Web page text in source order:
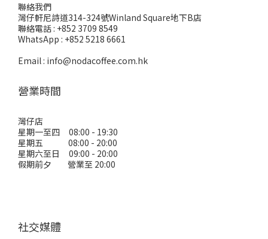
聯絡我們
灣仔軒尼詩道314-324號Winland Square地下B店
聯絡電話 : +852 3709 8549
WhatsApp : +852 5218 6661
Email : info@nodacoffee.com.hk
營業時間
灣仔店
星期一至四 08:00 - 19:30
星期五 08:00 - 20:00
星期六至日 09:00 - 20:00
假期前夕 營業至 20:00
社交媒體